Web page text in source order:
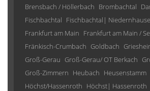
Brensbach / Höllerbach Brombachtal
Fischbachtal Fischbachtal|
Frankfurt am Main Frankfurt am Main /
Fränkisch-Crumbach Goldbach
Groß-Gerau Groß-Gerau/ OT Berkach
Groß-Zimmern Heubach Heusenstamm
Höchst/Hassenroth Höchst| Hassenroth